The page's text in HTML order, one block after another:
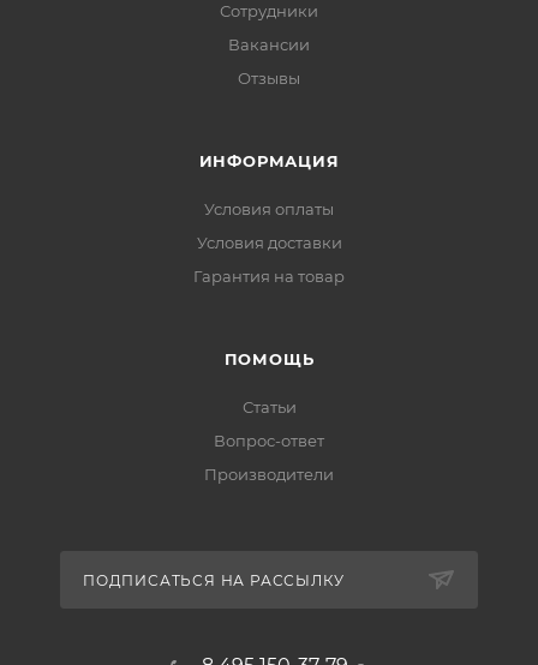
Сотрудники
Вакансии
Отзывы
ИНФОРМАЦИЯ
Условия оплаты
Условия доставки
Гарантия на товар
ПОМОЩЬ
Статьи
Вопрос-ответ
Производители
ПОДПИСАТЬСЯ НА РАССЫЛКУ